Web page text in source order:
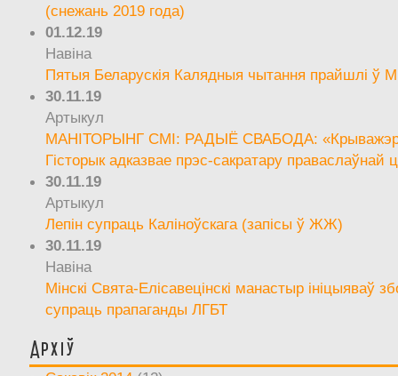
(снежань 2019 года)
01.12.19
Навіна
Пятыя Беларускія Калядныя чытання прайшлі ў
30.11.19
Артыкул
МАНІТОРЫНГ СМІ: РАДЫЁ СВАБОДА:
Гісторык адказвае прэс-сакратару праваслаўнай
30.11.19
Артыкул
Лепін супраць Каліноўскага (запісы ў ЖЖ)
30.11.19
Навіна
Мінскі Свята-Елісавецінскі манастыр ініцыяваў
супраць прапаганды ЛГБТ
Архіў